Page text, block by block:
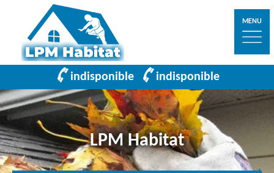
MENU
indisponible indisponible
LPM Habitat